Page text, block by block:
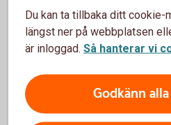
Makroanalys
Konjunkturbevakning och
kring svensk och
Prenumerera på
(swedbank-research.com)
Du kan ta tillbaka ditt cookie-
längst ner på webbplatsen
är inloggad. Så hanterar vi
Godkänn